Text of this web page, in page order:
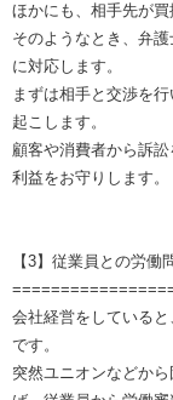
ほかにも、相手先が買
そのようなとき、弁
に対応します。
まずは相手と交渉を
起こします。
顧客や消費者から訴
利益をお守りします。
【3】従業員との労働
会社経営をしている
です。
突然ユニオンなどか